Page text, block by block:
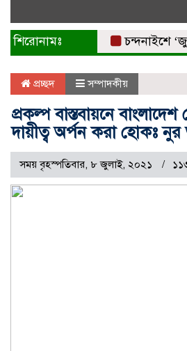
শিরোনামঃ চন্দনাইশে
প্রচ্ছদ সম্পাদকীয়
প্রকল্প বাস্তবায়নে বাংলাদেশ
দায়ীত্ব অর্পন করা হোকঃ
সময় বৃহস্পতিবার, ৮ জুলাই, ২০২১